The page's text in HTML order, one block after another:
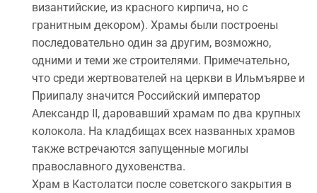
византийские, из красного кирпича, но с
гранитным декором). Храмы были построены
последовательно один за другим, возможно,
одними и теми же строителями. Примечательно,
что среди жертвователей на церкви в Ильмъярве и
Приипалу значится Российский император
Александр II, даровавший храмам по два крупных
колокола. На кладбищах всех названных храмов
также встречаются запущенные могилы
православного духовенства.
Храм в Кастолатси после советского закрытия в